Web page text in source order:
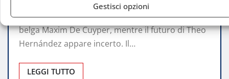
Gestisci opzioni
Il Milan valuta l’acquisto del talentuoso terzino
belga Maxim De Cuyper, mentre il futuro di Theo
Hernández appare incerto. Il…
LEGGI TUTTO